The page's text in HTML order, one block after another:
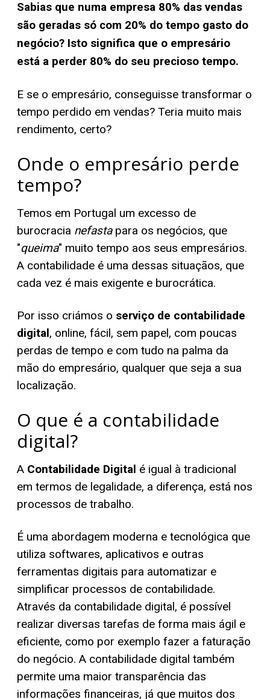
Sabias que numa empresa 80% das vendas
são geradas só com 20% do tempo gasto do
negócio? Isto significa que o empresário
está a perder 80% do seu precioso tempo.
E se o empresário, conseguisse transformar o
tempo perdido em vendas? Teria muito mais
rendimento, certo?
Onde o empresário perde
tempo?
Temos em Portugal um excesso de
burocracia nefastapara os negócios, que
"queima" muito tempo aos seus empresários.
A contabilidade é uma dessas situaçãos, que
cada vez é mais exigente e burocrática.
Por isso criámos o serviço de contabilidade
digital, online, fácil, sem papel, com poucas
perdas de tempo e com tudo na palma da
mão do empresário, qualquer que seja a sua
localização.
O que é a contabilidade
digital?
A Contabilidade Digital é igual à tradicional
em termos de legalidade, a diferença, está nos
processos de trabalho.
É uma abordagem moderna e tecnológica que
utiliza softwares, aplicativos e outras
ferramentas digitais para automatizar e
simplificar processos de contabilidade.
Através da contabilidade digital, é possível
realizar diversas tarefas de forma mais ágil e
eficiente, como por exemplo fazer a faturação
do negócio. A contabilidade digital também
permite uma maior transparência das
informações financeiras, já que muitos dos